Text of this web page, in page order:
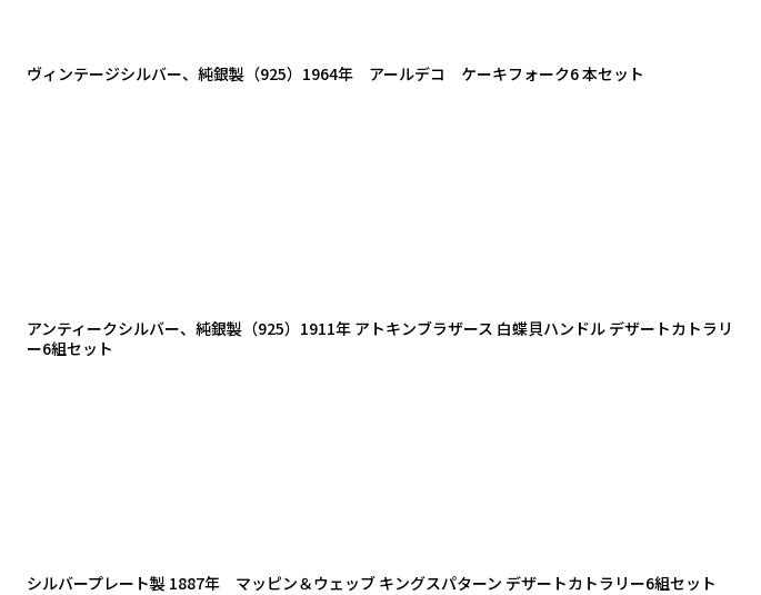
ヴィンテージシルバー、純銀製（925）1964年 アールデコ ケーキフォーク6 本セット
アンティークシルバー、純銀製（925）1911年 アトキンブラザース 白蝶貝ハンドル デザートカトラリ
ー6組セット
シルバープレート製 1887年 マッピン＆ウェッブ キングスパターン デザートカトラリー6組セット